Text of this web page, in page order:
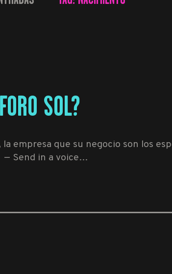
SOL?
empresa que su negocio son los
— Send in a voice…